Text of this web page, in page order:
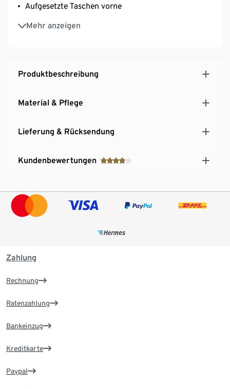
Aufgesetzte Taschen vorne
Mehr anzeigen
Casual Fit
Produktbeschreibung
Material & Pflege
Lieferung & Rücksendung
Kundenbewertungen
Zahlung
Rechnung
Ratenzahlung
Bankeinzug
Kreditkarte
Paypal